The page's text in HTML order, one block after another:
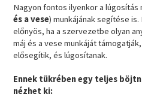
Nagyon fontos ilyenkor a
és a vese) munkájának segítése
előnyös, ha a szervezetbe olyan
máj és a vese munkáját
elősegítik, és lúgosítanak.
Ennek tükrében egy teljes
nézhet ki: